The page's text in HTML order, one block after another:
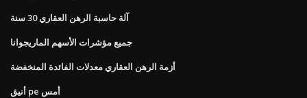
آلة حاسبة الرهن العقاري 30 سنة
جميع مؤشرات الأسهم الماريجوانا
أزمة الرهن العقاري معدلات الفائدة المنخفضة
أنيق pe أمس